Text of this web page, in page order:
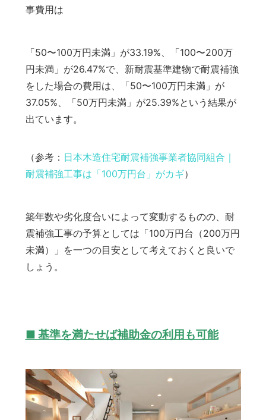
事費用は
「50〜100万円未満」が33.19%、「100〜200万
円未満」が26.47%で、新耐震基準建物で耐震補強
をした場合の費用は、「50〜100万円未満」が
37.05%、「50万円未満」が25.39%という結果が
出ています。
（参考： 日本木造住宅耐震補強事業者協同組合｜
耐震補強工事は「100万円台」がカギ）
築年数や劣化度合いによって変動するものの、耐
震補強工事の予算としては「100万円台（200万円
未満）」を一つの目安として考えておくと良いで
しょう。
■ 基準を満たせば補助金の利用も可能